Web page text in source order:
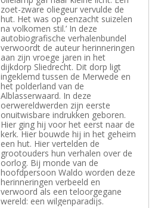
zoet-zware oliegeur vervulde de
hut. Het was op eenzacht suizelen
na volkomen stil.’ In deze
autobiografische verhalenbundel
verwoordt de auteur herinneringen
aan zijn vroege jaren in het
dijkdorp Sliedrecht. Dit dorp ligt
ingeklemd tussen de Merwede en
het polderland van de
Alblasserwaard. In deze
oerwereldwerden zijn eerste
onuitwisbare indrukken geboren.
Hier ging hij voor het eerst naar de
kerk. Hier bouwde hij in het geheim
een hut. Hier vertelden de
grootouders hun verhalen over de
oorlog. Bij monde van de
hoofdpersoon Waldo worden deze
herinneringen verbeeld en
verwoord als een teloorgegane
wereld: een wilgenparadijs.